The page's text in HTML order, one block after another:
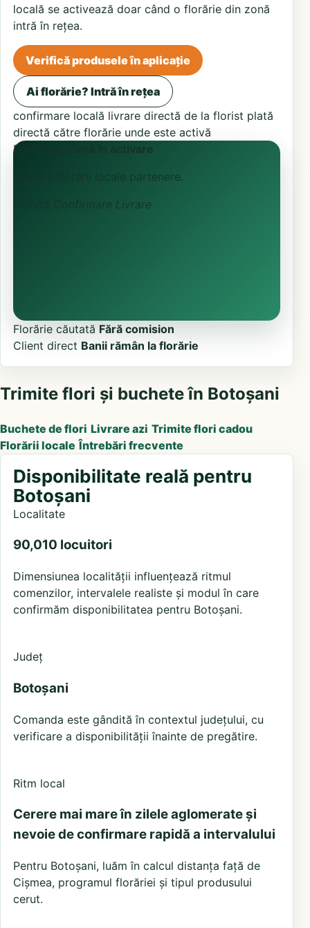
locală se activează doar când o florărie din zonă
intră în rețea.
Verifică produsele în aplicație
Ai florărie? Intră în rețea
confirmare locală livrare directă de la florist plată
directă către florărie unde este activă
ProFlorist
Zonă în activare
Căutăm florării locale partenere.
Confirmare Livrare
Florărie căutată Fără comision
Client direct Banii rămân la florărie
Trimite flori și buchete în Botoșani
Buchete de flori Livrare azi Trimite flori cadou
Florării locale Întrebări frecvente
Disponibilitate reală pentru
Botoșani
Localitate
90,010 locuitori
Dimensiunea localității influențează ritmul
comenzilor, intervalele realiste și modul în care
confirmăm disponibilitatea pentru Botoșani.
Județ
Botoșani
Comanda este gândită în contextul județului, cu
verificare a disponibilității înainte de pregătire.
Ritm local
Cerere mai mare în zilele aglomerate și
nevoie de confirmare rapidă a intervalului
Pentru Botoșani, luăm în calcul distanța față de
Cișmea, programul florăriei și tipul produsului
cerut.